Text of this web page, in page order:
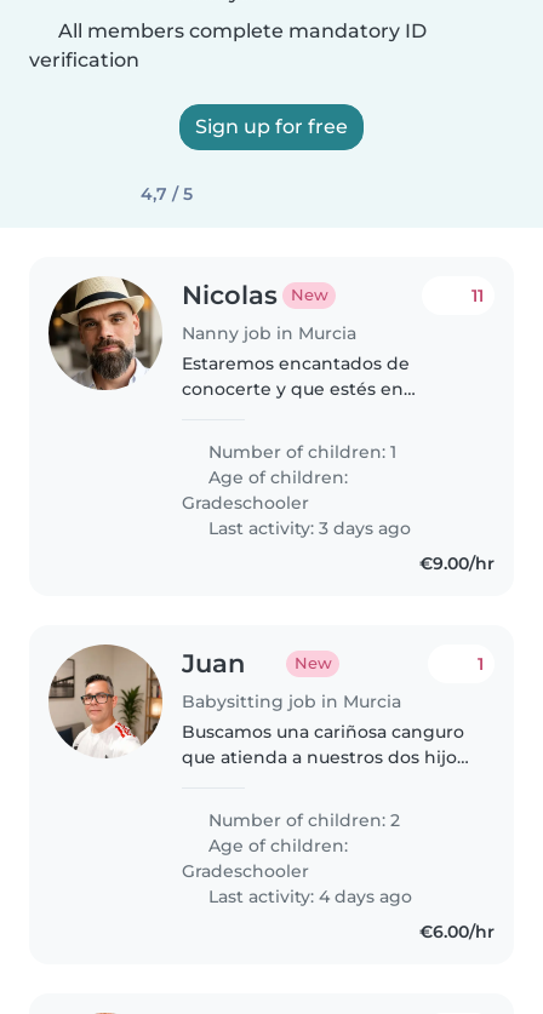
All members complete mandatory ID
verification
Sign up for free
4,7 / 5
Nicolas New
Nanny job in Murcia
11
Estaremos encantados de
conocerte y que estés en
Number of children: 1
Age of children:
Gradeschooler
Last activity: 3 days ago
€9.00/hr
Juan New
Babysitting job in Murcia
1
Buscamos una cariñosa canguro
que atienda a nuestros dos hijos
con los deberes y con
experiencia en niños con
necesidades..
Number of children: 2
Age of children:
Gradeschooler
Last activity: 4 days ago
€6.00/hr